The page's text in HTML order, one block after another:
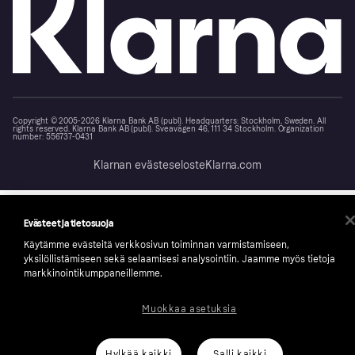
Copyright © 2005-2026 Klarna Bank AB (publ). Headquarters: Stockholm, Sweden. All
rights reserved. Klarna Bank AB (publ). Sveavägen 46, 111 34 Stockholm. Organization
number: 556737-0431
Klarnan evästeselosteKlarna.com
Evästeet ja tietosuoja
Käytämme evästeitä verkkosivun toiminnan varmistamiseen,
yksilöllistämiseen sekä selaamisesi analysointiin. Jaamme myös tietoja
markkinointikumppaneillemme.
Muokkaa asetuksia